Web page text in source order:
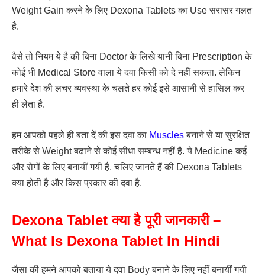
Weight Gain करने के लिए Dexona Tablets का Use सरासर गलत
है.
वैसे तो नियम ये है की बिना Doctor के लिखे यानी बिना Prescription के
कोई भी Medical Store वाला ये दवा किसी को दे नहीं सकता. लेकिन
हमारे देश की लचर व्यवस्था के चलते हर कोई इसे आसानी से हासिल कर
ही लेता है.
हम आपको पहले ही बता दें की इस दवा का Musclesबनाने से या सुरक्षित
तरीके से Weight बढाने से कोई सीधा सम्बन्ध नहीं है. ये Medicine कई
और रोगों के लिए बनायीं गयी है. चलिए जानते हैं की Dexona Tablets
क्या होती है और किस प्रकार की दवा है.
Dexona Tablet क्या है पूरी जानकारी –
What Is Dexona Tablet In Hindi
जैसा की हमने आपको बताया ये दवा Body बनाने के लिए नहीं बनायीं गयी